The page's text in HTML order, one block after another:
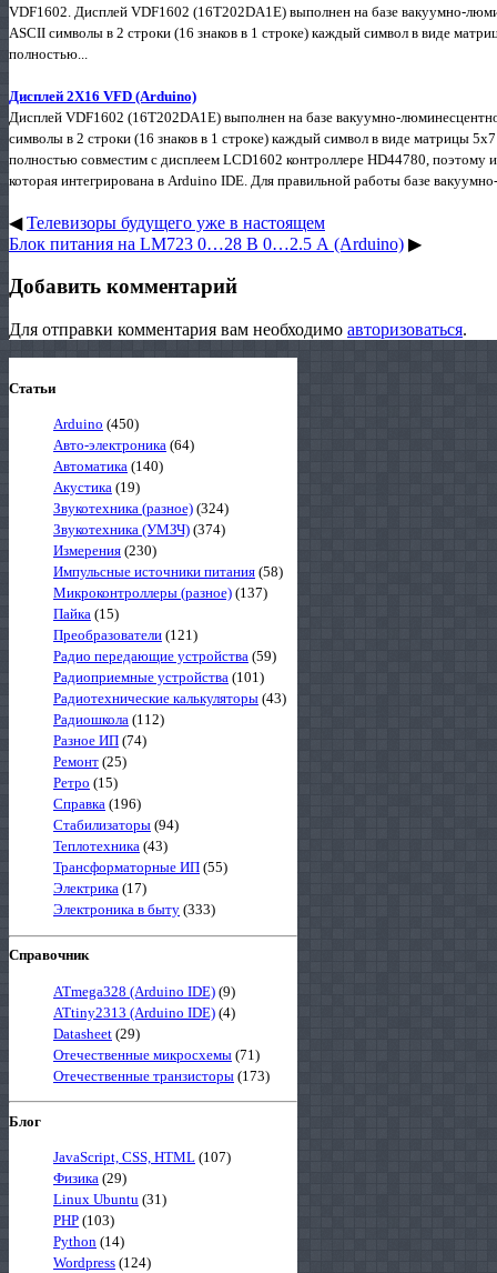
VDF1602. Дисплей VDF1602 (16T202DA1E) выполнен на базе вакуумно-
ASCII символы в 2 строки (16 знаков в 1 строке) каждый символ в виде
полностью...
Дисплей 2X16 VFD (Arduino)
Дисплей VDF1602 (16T202DA1E) выполнен на базе вакуумно-
символы в 2 строки (16 знаков в 1 строке) каждый символ в виде матрицы
полностью совместим с дисплеем LCD1602 контроллере HD44780,
которая интегрирована в Arduino IDE. Для правильной работы базе
◀Телевизоры будущего уже в настоящем
Блок питания на LM723 0…28 В 0…2.5 А (Arduino) ▶
Добавить комментарий
Для отправки комментария вам необходимо авторизоваться.
Статьи
Arduino (450)
Авто-электроника (64)
Автоматика (140)
Акустика (19)
Звукотехника (разное) (324)
Звукотехника (УМЗЧ) (374)
Измерения (230)
Импульсные источники питания (58)
Микроконтроллеры (разное) (137)
Пайка (15)
Преобразователи (121)
Радио передающие устройства (59)
Радиоприемные устройства (101)
Радиотехнические калькуляторы (43)
Радиошкола (112)
Разное ИП (74)
Ремонт (25)
Ретро (15)
Справка (196)
Стабилизаторы (94)
Теплотехника (43)
Трансформаторные ИП (55)
Электрика (17)
Электроника в быту (333)
Справочник
ATmega328 (Arduino IDE) (9)
ATtiny2313 (Arduino IDE) (4)
Datasheet (29)
Отечественные микросхемы (71)
Отечественные транзисторы (173)
Блог
JavaScript, CSS, HTML (107)
Физика (29)
Linux Ubuntu (31)
PHP (103)
Python (14)
Wordpress (124)